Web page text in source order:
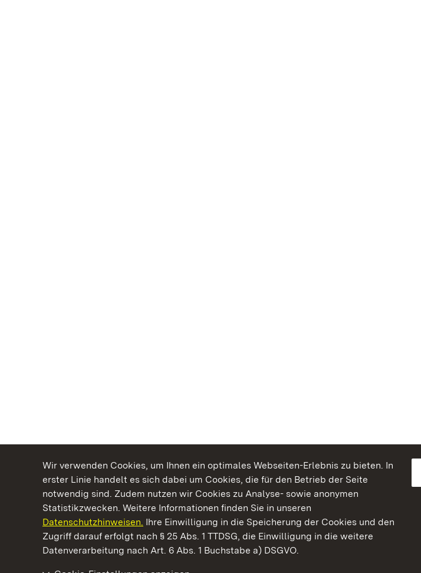
Wir verwenden Cookies, um Ihnen ein optimales Webseiten-Erlebnis zu bieten. In
erster Linie handelt es sich dabei um Cookies, die für den Betrieb der Seite
notwendig sind. Zudem nutzen wir Cookies zu Analyse- sowie anonymen
Statistikzwecken. Weitere Informationen finden Sie in unseren
Datenschutzhinweisen. Ihre Einwilligung in die Speicherung der Cookies und den
Zugriff darauf erfolgt nach § 25 Abs. 1 TTDSG, die Einwilligung in die weitere
Datenverarbeitung nach Art. 6 Abs. 1 Buchstabe a) DSGVO.
Kommen. Staunen. Genießen.